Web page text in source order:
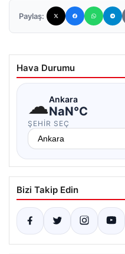
Paylaş:
Hava Durumu
☁Ankara
NaN°C
ŞEHIR SEÇ
Bizi Takip Edin